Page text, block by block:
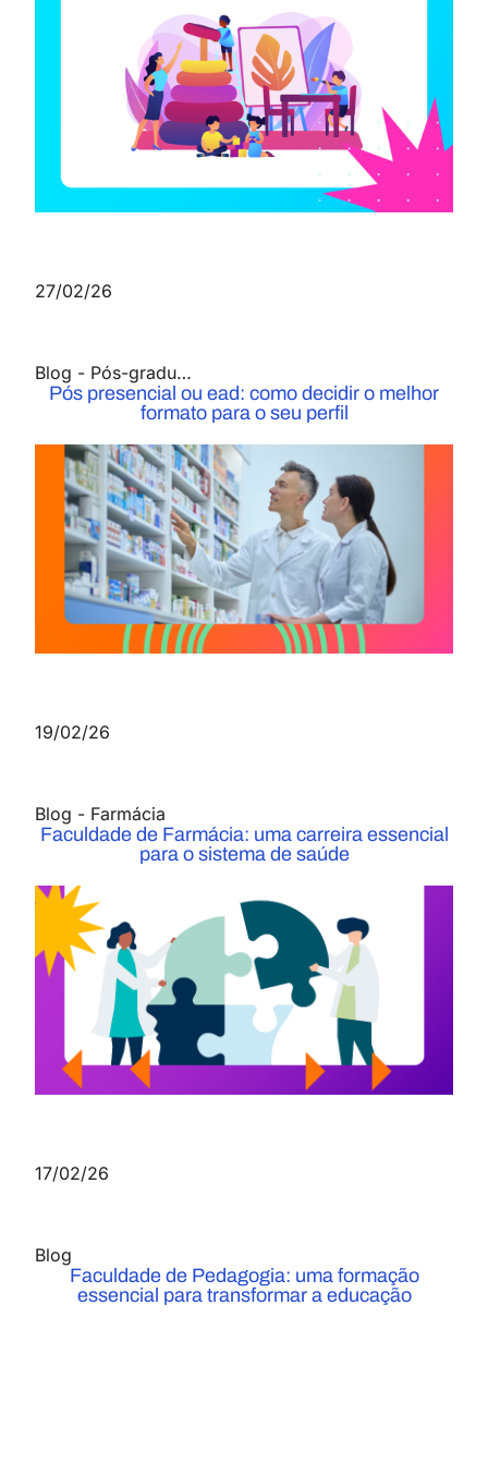
27/02/26
Blog - Pós-graduação
Pós presencial ou ead: como decidir o melhor
formato para o seu perfil
19/02/26
Blog - Farmácia
Faculdade de Farmácia: uma carreira essencial
para o sistema de saúde
17/02/26
Blog
Faculdade de Pedagogia: uma formação
essencial para transformar a educação